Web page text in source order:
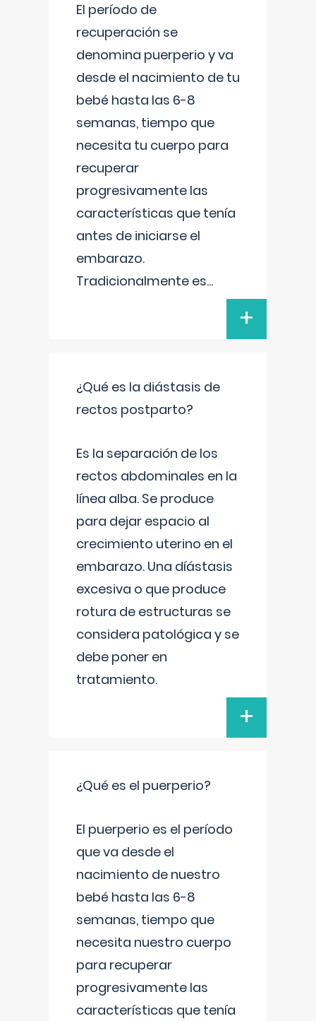
El período de
recuperación se
denomina puerperio y va
desde el nacimiento de tu
bebé hasta las 6-8
semanas, tiempo que
necesita tu cuerpo para
recuperar
progresivamente las
características que tenía
antes de iniciarse el
embarazo.
Tradicionalmente es...
+
¿Qué es la diástasis de
rectos postparto?
Es la separación de los
rectos abdominales en la
línea alba. Se produce
para dejar espacio al
crecimiento uterino en el
embarazo. Una díástasis
excesiva o que produce
rotura de estructuras se
considera patológica y se
debe poner en
tratamiento.
+
¿Qué es el puerperio?
El puerperio es el período
que va desde el
nacimiento de nuestro
bebé hasta las 6-8
semanas, tiempo que
necesita nuestro cuerpo
para recuperar
progresivamente las
características que tenía